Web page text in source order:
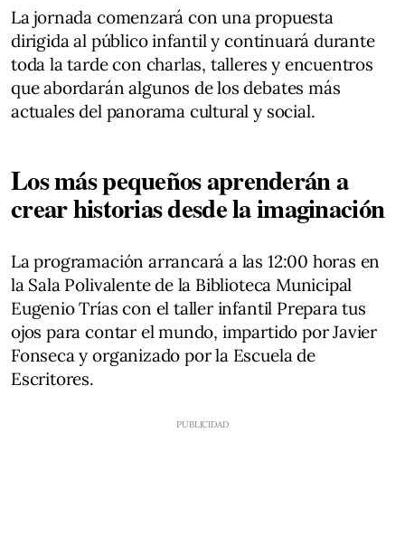
La jornada comenzará con una propuesta
dirigida al público infantil y continuará durante
toda la tarde con charlas, talleres y encuentros
que abordarán algunos de los debates más
actuales del panorama cultural y social.
Los más pequeños aprenderán a
crear historias desde la imaginación
La programación arrancará a las 12:00 horas en
la Sala Polivalente de la Biblioteca Municipal
Eugenio Trías con el taller infantil Prepara tus
ojos para contar el mundo, impartido por Javier
Fonseca y organizado por la Escuela de
Escritores.